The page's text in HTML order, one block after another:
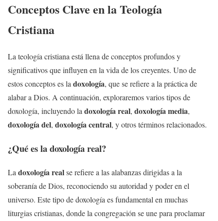
Conceptos Clave en la Teología
Cristiana
La teología cristiana está llena de conceptos profundos y
significativos que influyen en la vida de los creyentes. Uno de
estos conceptos es la doxología, que se refiere a la práctica de
alabar a Dios. A continuación, exploraremos varios tipos de
doxología, incluyendo la doxología real, doxología media,
doxología del, doxología central, y otros términos relacionados.
¿Qué es ladoxología real?
La doxología realse refiere a las alabanzas dirigidas a la
soberanía de Dios, reconociendo su autoridad y poder en el
universo. Este tipo de doxología es fundamental en muchas
liturgias cristianas, donde la congregación se une para proclamar